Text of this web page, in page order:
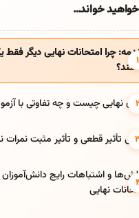
خواند…
چرا امتحانات نهایی دیگر
نهایی چیست و چه تفاوتی با
تأثیر قطعی و تأثیر مثبت نمرات
و اشتباهات رایج دانش‌آموزان
نهایی